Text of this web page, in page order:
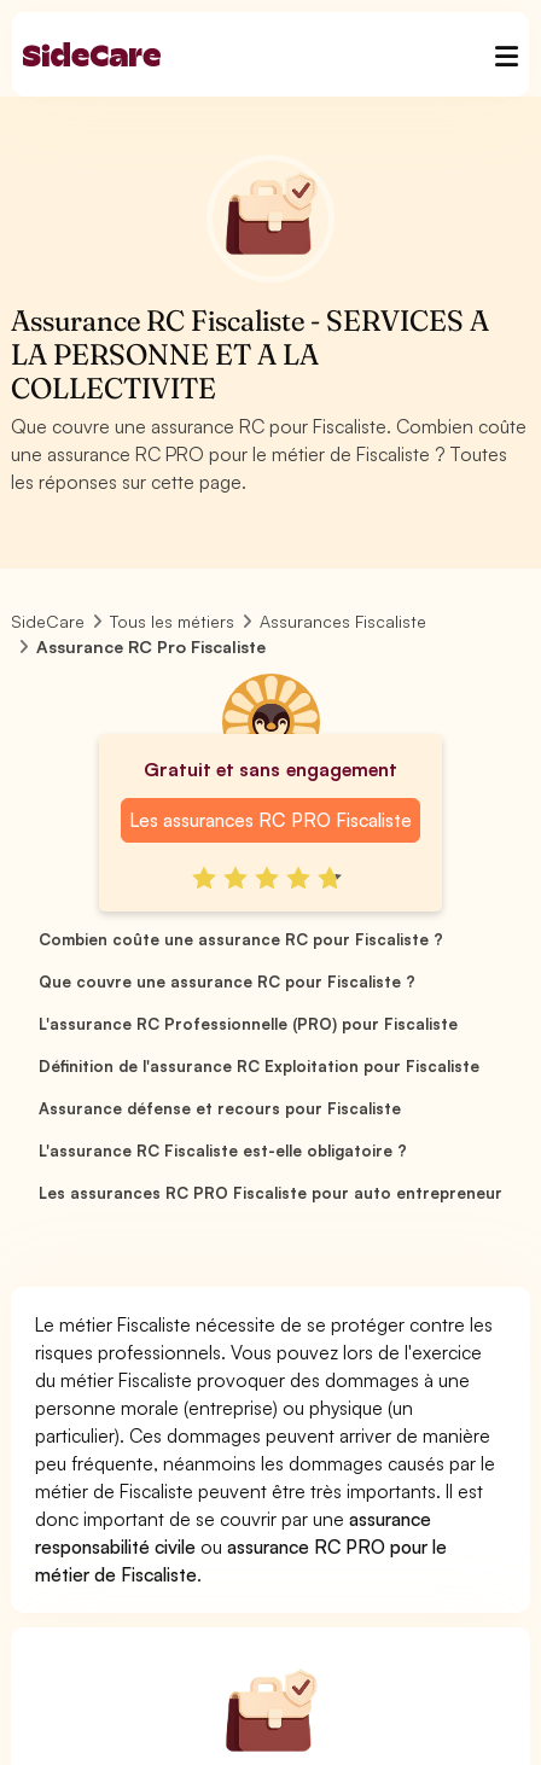
Assurance RC Fiscaliste - SERVICES A
LA PERSONNE ET A LA
COLLECTIVITE
Que couvre une assurance RC pour Fiscaliste. Combien coûte
une assurance RC PRO pour le métier de Fiscaliste ? Toutes
les réponses sur cette page.
SideCare Tous les métiers
Assurances Fiscaliste
Assurance RC Pro Fiscaliste
Gratuit et sans engagement
Les assurances RC PRO Fiscaliste
Combien coûte une assurance RC pour Fiscaliste ?
Que couvre une assurance RC pour Fiscaliste ?
L'assurance RC Professionnelle (PRO) pour Fiscaliste
Définition de l'assurance RC Exploitation pour Fiscaliste
Assurance défense et recours pour Fiscaliste
L'assurance RC Fiscaliste est-elle obligatoire ?
Les assurances RC PRO Fiscaliste pour auto entrepreneur
Le métier Fiscaliste nécessite de se protéger contre les
risques professionnels. Vous pouvez lors de l'exercice
du métier Fiscaliste provoquer des dommages à une
personne morale (entreprise) ou physique (un
particulier). Ces dommages peuvent arriver de manière
peu fréquente, néanmoins les dommages causés par le
métier de Fiscaliste peuvent être très importants. Il est
donc important de se couvrir par uneassurance
responsabilité civile ouassurance RC PRO pour le
métier de Fiscaliste.